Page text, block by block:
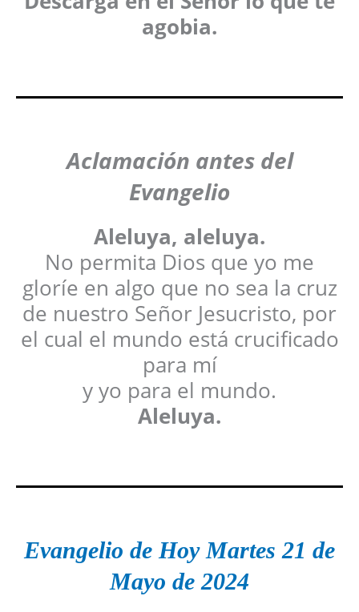
agobia.
Aclamación antes del
Evangelio
Aleluya, aleluya.
No permita Dios que yo me
gloríe en algo que no sea la cruz
de nuestro Señor Jesucristo, por
el cual el mundo está crucificado
para mí
y yo para el mundo.
Aleluya.
Evangelio de Hoy Martes 21 de
Mayo de 2024